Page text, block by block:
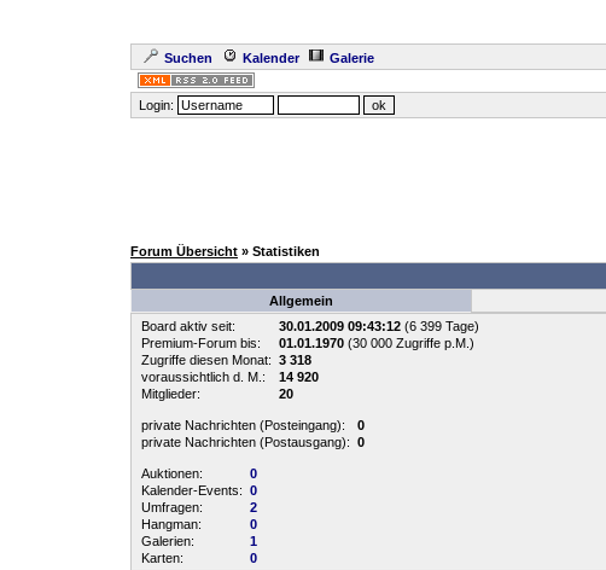
Suchen Kalender Galerie
Login:
Forum Übersicht » Statistiken
Allgemein
Board aktiv seit:
30.01.2009 09:43:12 (6 399 Tage)
Premium-Forum bis:
01.01.1970 (30 000 Zugriffe p.M.)
Zugriffe diesen Monat: 3 318
voraussichtlich d. M.:
14 920
Mitglieder:
20
private Nachrichten (Posteingang):
0
private Nachrichten (Postausgang): 0
Auktionen:
0
Kalender-Events: 0
Umfragen:
2
Hangman:
0
Galerien:
1
Karten:
0